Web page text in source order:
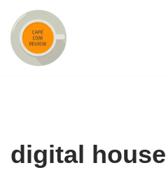
Pular
para
digital house